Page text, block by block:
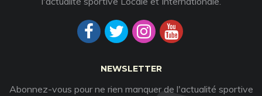
NEWSLETTER
Abonnez-vous pour ne rien manquer de l'actualité sportive